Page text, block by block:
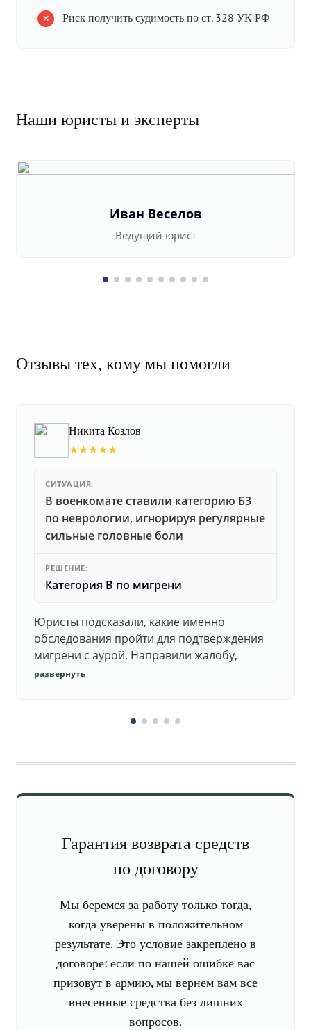
Риск получить судимость по ст. 328 УК РФ
Наши юристы и эксперты
Иван Веселов
Ведущий юрист
Отзывы тех, кому мы помогли
Никита Козлов
★★★★★
СИТУАЦИЯ:
В военкомате ставили категорию Б3
по неврологии, игнорируя регулярные
сильные головные боли
РЕШЕНИЕ:
Категория В по мигрени
Юристы подсказали, какие именно
обследования пройти для подтверждения
мигрени с аурой. Направили жалобу,
добились повторного осмотра и списания в
развернуть
Гарантия возврата средств
по договору
Мы беремся за работу только тогда,
когда уверены в положительном
результате. Это условие закреплено в
договоре: если по нашей ошибке вас
призовут в армию, мы вернем вам все
внесенные средства без лишних
вопросов.